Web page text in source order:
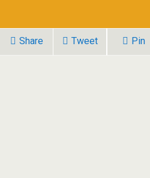
Share Tweet Pin